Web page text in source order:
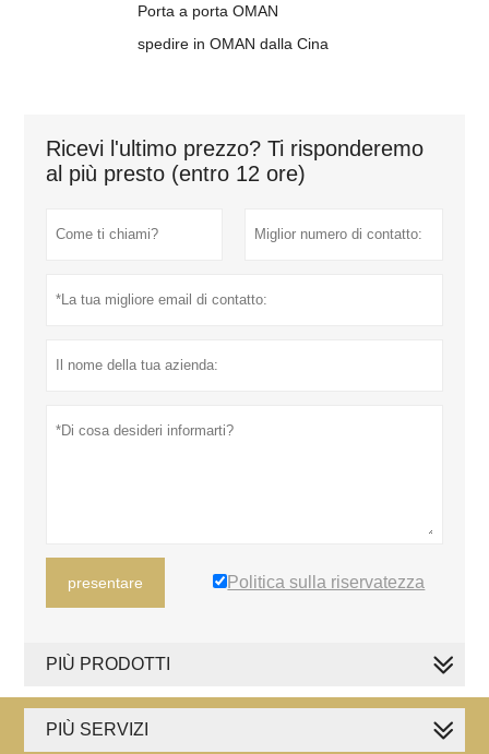
Porta a porta OMAN
spedire in OMAN dalla Cina
Ricevi l'ultimo prezzo? Ti risponderemo
al più presto (entro 12 ore)
presentare Politica sulla riservatezza
PIÙ PRODOTTI
PIÙ SERVIZI